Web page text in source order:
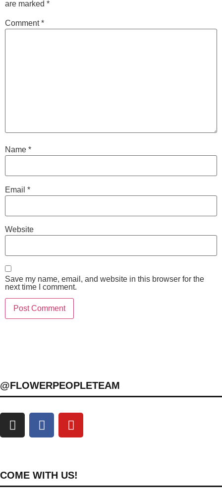
are marked *
Comment*
Name *
Email *
Website
Save my name, email, and website in this browser for the
next time I comment.
@FLOWERPEOPLETEAM
COME WITH US!